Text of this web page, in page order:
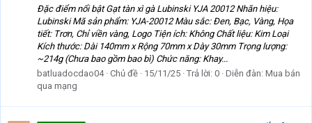
Đặc điểm nổi bật Gạt tàn xì gà Lubinski YJA 20012 Nhãn hiệu:
Lubinski Mã sản phẩm: YJA-20012 Màu sắc: Đen, Bạc, Vàng, Họa
tiết: Trơn, Chỉ viền vàng, Logo Tiện ích: Không Chất liệu: Kim Loại
Kích thước: Dài 140mm x Rộng 70mm x Dày 30mm Trọng lượng:
~214g (Chưa bao gồm bao bì) Chức năng: Khay...
batluadocdao04 Chủ đề 15/11/25 Trả lời: 0 Diễn đàn: Mua bán
qua mạng